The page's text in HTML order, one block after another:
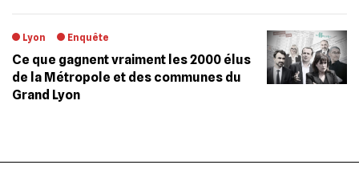
Lyon Enquête
Ce que gagnent vraiment les 2000 élus
de la Métropole et des communes du
Grand Lyon